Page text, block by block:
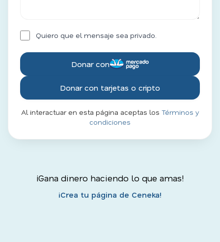
Quiero que el mensaje sea privado.
Donar con
Donar con tarjetas o cripto
Al interactuar en esta página aceptas los Términos y
condiciones
¡Gana dinero haciendo lo que amas!
¡Crea tu página de Ceneka!